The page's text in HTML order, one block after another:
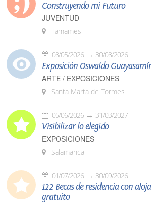
Construyendo mi Futuro
JUVENTUD
Tamames
08/05/2026 30/08/2026
Exposición Oswaldo
ARTE / EXPOSICIONES
Santa Marta de Tormes
05/06/2026 31/03/2027
Visibilizar lo elegido
EXPOSICIONES
Salamanca
01/07/2026 30/09/2026
122 Becas de residencia con
gratuito